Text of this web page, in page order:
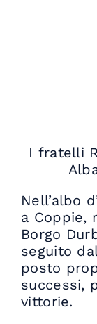
I fratelli
Nell’albo
a Coppie,
Borgo
seguito
posto
successi,
vittorie.